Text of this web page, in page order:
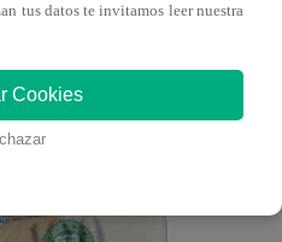
te puede
tus datos te invitamos leer nuestra
Cookies